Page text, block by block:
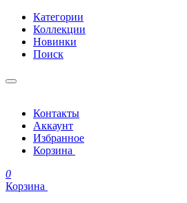
Категории
Коллекции
Новинки
Поиск
Контакты
Аккаунт
Избранное
Корзина
0
Корзина